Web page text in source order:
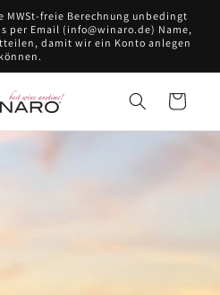
MWSt-freie Berechnung unbedingt
per Email (info@winaro.de) Name,
damit wir ein Konto anlegen
können.
Warenkorb